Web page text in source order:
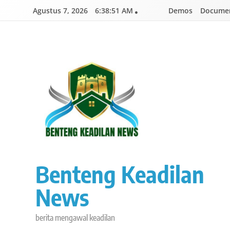
Agustus 7, 2026 6:38:51 AM Demos
Benteng Keadilan
News
berita mengawal keadilan